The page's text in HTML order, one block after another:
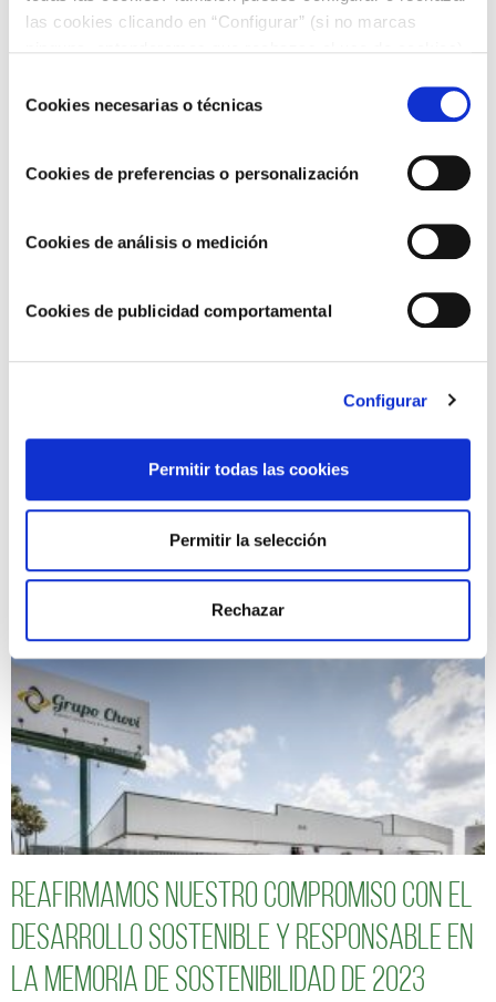
las cookies clicando en “Configurar” (si no marcas
COOKIES.
deCookies necesarias o técnicas
Cookies de preferencias o personalización
Cookies de análisis o medición
Cookies de publicidad comportamental
Configurar
Permitir todas las cookies
Permitir la selección
Rechazar
Seguimos avanzando hacia un modelo de
negocio más sostenible y responsable
Seguimos avanzando hacia un modelo de
negocio más sostenible y responsable
Reafirmamos nuestro compromiso con el
desarrollo sostenible y responsable en
la Memoria de Sostenibilidad de 2023